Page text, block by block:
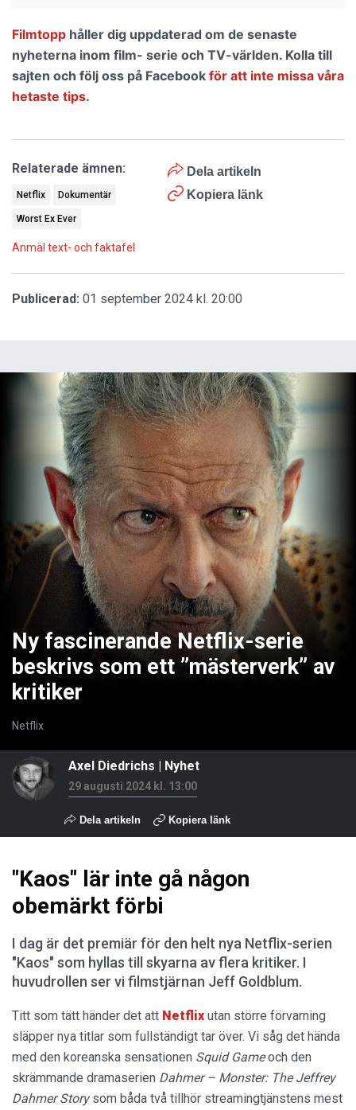
Filmtopp håller dig uppdaterad om de senaste
nyheterna inom film- serie och TV-världen. Kolla till
sajten och följ oss på Facebook för att inte missa våra
hetaste tips.
Dela artikeln
Kopiera länk
Relaterade ämnen:
Netflix Dokumentär
Worst Ex Ever
Anmäl text- och faktafel
Publicerad: 01 september 2024 kl. 20:00
Ny fascinerande Netflix-serie
beskrivs som ett ”mästerverk” av
kritiker
Netflix
Axel Diedrichs | Nyhet
29 augusti 2024 kl. 13:00
Dela artikeln Kopiera länk
"Kaos" lär inte gå någon
obemärkt förbi
I dag är det premiär för den helt nya Netflix-serien
"Kaos" som hyllas till skyarna av flera kritiker. I
huvudrollen ser vi filmstjärnan Jeff Goldblum.
Titt som tätt händer det att Netflix utan större förvarning
släpper nya titlar som fullständigt tar över. Vi såg det hända
med den koreanska sensationen Squid Gameoch den
skrämmande dramaserien Dahmer – Monster: The Jeffrey
Dahmer Storysom båda två tillhör streamingtjänstens mest